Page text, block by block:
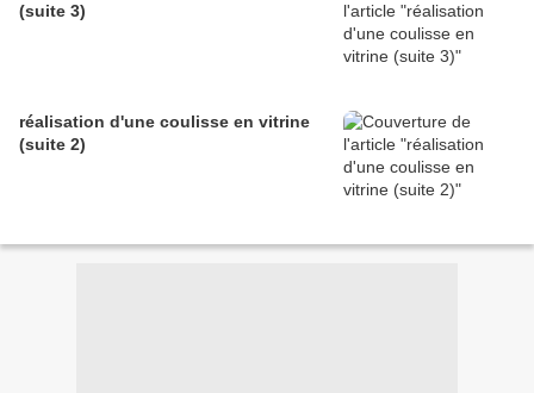
(suite 3)
réalisation d'une coulisse en vitrine
(suite 2)